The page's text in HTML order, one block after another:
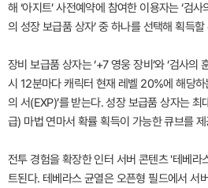
해 ‘아지트’ 사전예약에 참여한 이용자는 ‘검
의 성장 보급품 상자’ 중 하나를 선택해 획득
장비 보급품 상자는 ‘+7 영웅 장비’와 ‘검사의
시 12분마다 캐릭터 현재 레벨 20%에 해당하
의 서(EXP)’를 받는다. 성장 보급품 상자는
급) 마법 연마서 확률 획득이 가능한 큐브를
전투 경험을 확장한 인터 서버 콘텐츠 '테베라
트된다. 테베라스 균열은 오픈형 필드에서 서